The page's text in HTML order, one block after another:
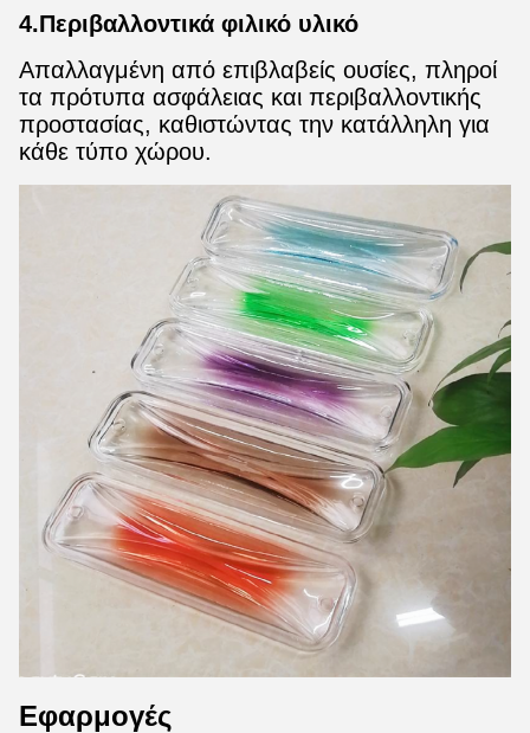
4.Περιβαλλοντικά φιλικό υλικό
Απαλλαγμένη από επιβλαβείς ουσίες, πληροί
τα πρότυπα ασφάλειας και περιβαλλοντικής
προστασίας, καθιστώντας την κατάλληλη για
κάθε τύπο χώρου.
Εφαρμογές